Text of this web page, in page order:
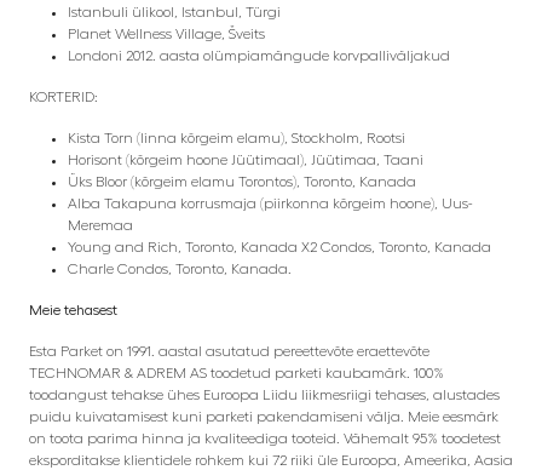
Istanbuli ülikool, Istanbul, Türgi
Planet Wellness Village, Šveits
Londoni 2012. aasta olümpiamängude korvpalliväljakud
KORTERID:
Kista Torn (linna kõrgeim elamu), Stockholm, Rootsi
Horisont (kõrgeim hoone Jüütimaal), Jüütimaa, Taani
Üks Bloor (kõrgeim elamu Torontos), Toronto, Kanada
Alba Takapuna korrusmaja (piirkonna kõrgeim hoone), Uus-
Meremaa
Young and Rich, Toronto, Kanada X2 Condos, Toronto, Kanada
Charle Condos, Toronto, Kanada.
Meie tehasest
Esta Parket on 1991. aastal asutatud pereettevõte eraettevõte
TECHNOMAR & ADREM AS toodetud parketi kaubamärk. 100%
toodangust tehakse ühes Euroopa Liidu liikmesriigi tehases, alustades
puidu kuivatamisest kuni parketi pakendamiseni välja. Meie eesmärk
on toota parima hinna ja kvaliteediga tooteid. Vähemalt 95% toodetest
eksporditakse klientidele rohkem kui 72 riiki üle Euroopa, Ameerika, Aasia